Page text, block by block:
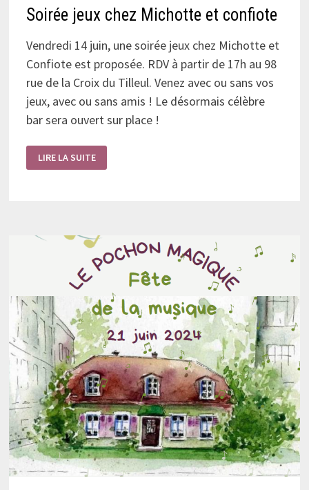
Soirée jeux chez Michotte et confiote
Vendredi 14 juin, une soirée jeux chez Michotte et
Confiote est proposée. RDV à partir de 17h au 98
rue de la Croix du Tilleul. Venez avec ou sans vos
jeux, avec ou sans amis ! Le désormais célèbre
bar sera ouvert sur place !
SOIRÉE
JEUX
CHEZ
LIRE LA SUITE